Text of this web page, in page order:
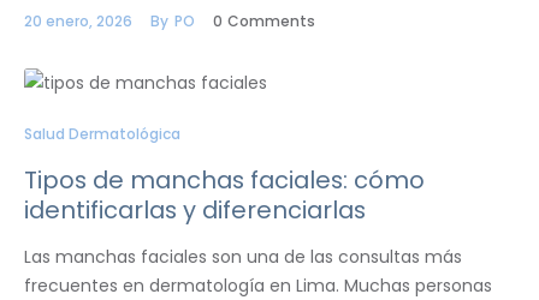
20 enero, 2026 By PO 0 Comments
Salud Dermatológica
Tipos de manchas faciales: cómo
identificarlas y diferenciarlas
Las manchas faciales son una de las consultas más
frecuentes en dermatología en Lima. Muchas personas